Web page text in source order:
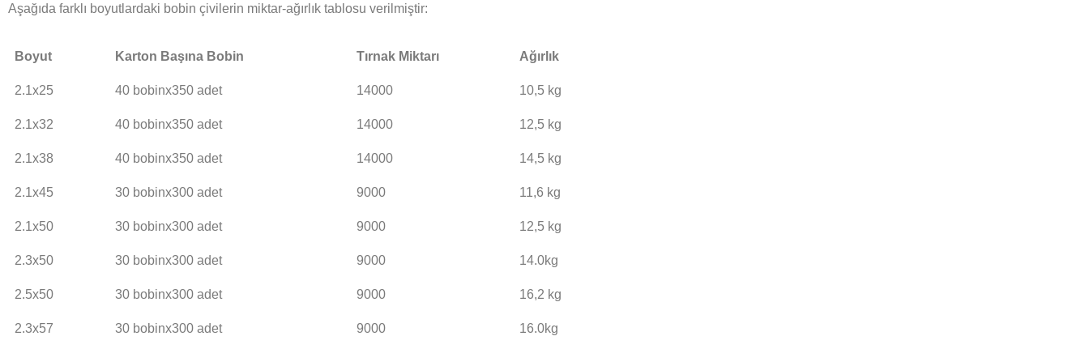
Aşağıda farklı boyutlardaki bobin çivilerin miktar-ağırlık tablosu verilmiştir:
Boyut Karton Başına Bobin Tırnak Miktarı Ağırlık
2.1x25 40 bobinx350 adet 14000 10,5 kg
2.1x32 40 bobinx350 adet 14000 12,5 kg
2.1x38 40 bobinx350 adet 14000 14,5 kg
2.1x45 30 bobinx300 adet 9000 11,6 kg
2.1x50 30 bobinx300 adet 9000 12,5 kg
2.3x50 30 bobinx300 adet 9000 14.0kg
2.5x50 30 bobinx300 adet 9000 16,2 kg
2.3x57 30 bobinx300 adet 9000 16.0kg